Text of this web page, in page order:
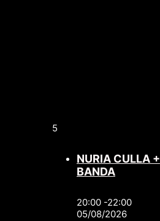
5
NURIA CULLA +
BANDA
20:00 -22:00
05/08/2026